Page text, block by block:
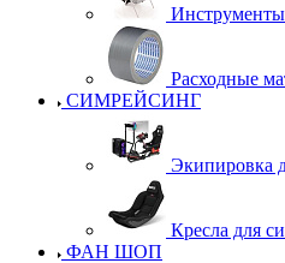
Расходные
СИМРЕЙСИНГ
Экипировка
Кресла для
ФАН ШОП